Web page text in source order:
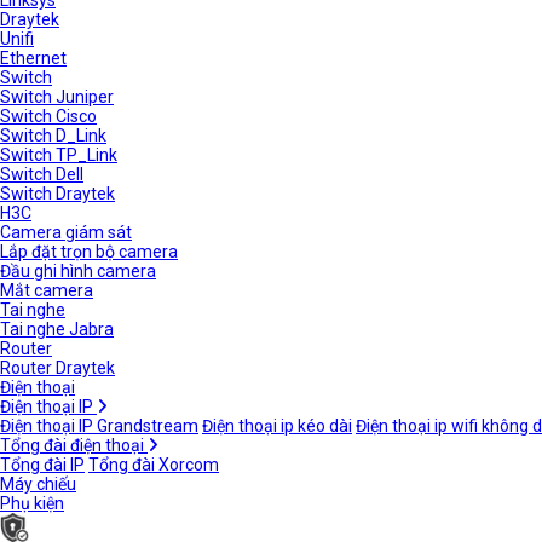
Draytek
Unifi
Ethernet
Switch
Switch Juniper
Switch Cisco
Switch D_Link
Switch TP_Link
Switch Dell
Switch Draytek
H3C
Camera giám sát
Lắp đặt trọn bộ camera
Đầu ghi hình camera
Mắt camera
Tai nghe
Tai nghe Jabra
Router
Router Draytek
Điện thoại
Điện thoại IP
Điện thoại IP Grandstream Điện thoại ip kéo dài Điện thoại ip wifi không
Tổng đài điện thoại
Tổng đài IP Tổng đài Xorcom
Máy chiếu
Phụ kiện